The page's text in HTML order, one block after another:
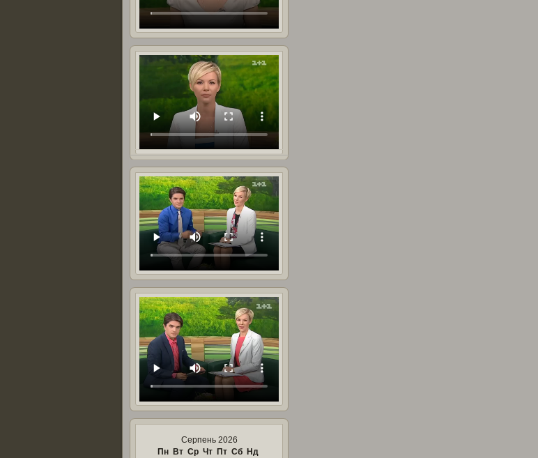
Серпень 2026
Пн
Вт Ср Чт Пт Сб
Нд